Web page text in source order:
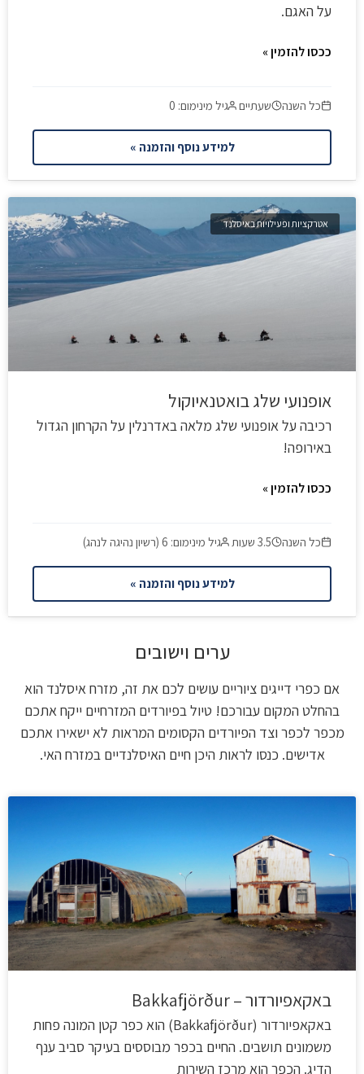
על האגם.
ככסו להזמין »
כל השנה שעתיים גיל מינימום: 0
למידע נוסף והזמנה »
אטרקציות ופעילויות באיסלנד
אופנועי שלג בואטנאיוקול
רכיבה על אופנועי שלג מלאה באדרנלין על הקרחון הגדול
באירופה!
ככסו להזמין »
כל השנה 3.5 שעות גיל מינימום: 6 (רשיון נהיגה לנהג)
למידע נוסף והזמנה »
ערים וישובים
אם כפרי דייגים ציוריים עושים לכם את זה, מזרח איסלנד הוא
בהחלט המקום עבורכם! טיול בפיורדים המזרחיים ייקח אתכם
מכפר לכפר וצד הפיורדים הקסומים המראות לא ישאירו אתכם
אדישים. כנסו לראות היכן חיים האיסלנדיים במזרח האי.
באקאפיורדור – Bakkafjörður
באקאפיורדור (Bakkafjörður) הוא כפר קטן המונה פחות
משמונים תושבים. החיים בכפר מבוססים בעיקר סביב ענף
הדיג. הכפר הוא מרכז השירות